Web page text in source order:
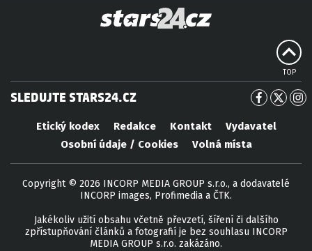
TOP
SLEDUJTE STARS24.CZ
Etický kodex Redakce Kontakt
Vydavatel
Osobní údaje / Cookies
Volná místa
Copyright © 2026 INCORP MEDIA GROUP s.r.o., a dodavatelé
INCORP images, Profimedia a ČTK.
Jakékoliv užití obsahu včetně převzetí, šíření či dalšího
zpřístupňování článků a fotografií je bez souhlasu INCORP
MEDIA GROUP s.r.o. zakázáno.